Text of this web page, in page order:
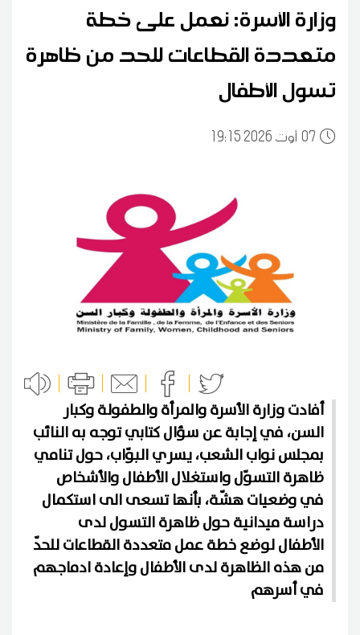
وزارة الأسرة: نعمل على خطة
متعددة القطاعات للحد من ظاهرة
تسول الأطفال
0719:15 2026 أوت
أفادت وزارة الأسرة والمرأة والطفولة وكبار
السن، في إجابة عن سؤال كتابي توجه به النائب
بمجلس نواب الشعب، يسري البوّاب، حول تنامي
ظاهرة التسوّل واستغلال الأطفال والأشخاص
في وضعيات هشّة، بأنها تسعى الى استكمال
دراسة ميدانية حول ظاهرة التسول لدى
الأطفال لوضع خطة عمل متعددة القطاعات للحدّ
من هذه الظاهرة لدى الأطفال وإعادة ادماجهم
في أسرهم